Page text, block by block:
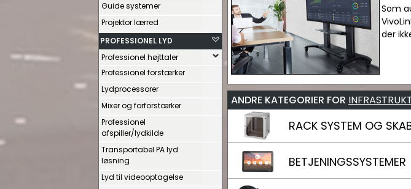
Guide systemer
Projektor lærred
PROFESSIONEL LYD
Professionel højttaler
Professionel forstærker
Lydprocessorer
Mixer og forforstærker
Professionel
afspiller/lydkilde
Transportabel PA lyd
løsning
Lyd til videooptagelse
Som
der
ANDRE KATEGORIER FOR
RACK SYSTEM OG
BETJENINGSSYSTEMER